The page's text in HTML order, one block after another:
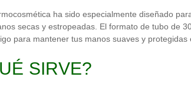
ha sido especialmente diseñado
secas y estropeadas. El formato de tubo de
para mantener tus manos suaves y protegidas
SIRVE?